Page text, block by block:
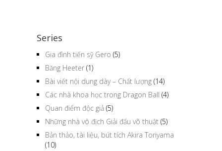
Series
Gia đình tiến sỹ Gero (5)
Băng Heeter (1)
Bài viết nội dung dày – Chất lượng (14)
Các nhà khoa học trong Dragon Ball (4)
Quan điểm độc giả (5)
Những nhà vô địch Giải đấu võ thuật (5)
Bản thảo, tài liệu, bút tích Akira Toriyama
(10)